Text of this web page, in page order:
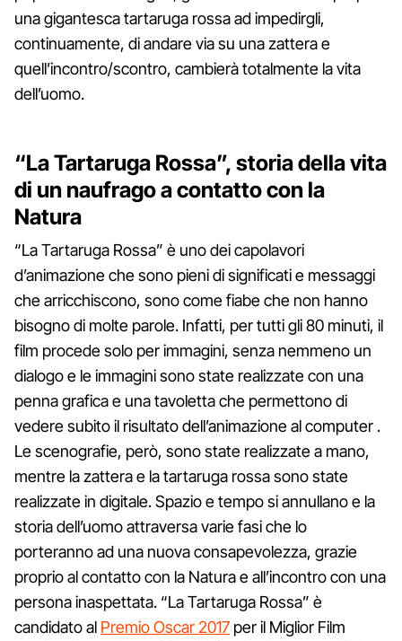
una gigantesca tartaruga rossa ad impedirgli,
continuamente, di andare via su una zattera e
quell’incontro/scontro, cambierà totalmente la vita
dell’uomo.
“La Tartaruga Rossa”, storia della vita
di un naufrago a contatto con la
Natura
“La Tartaruga Rossa” è uno dei capolavori
d’animazione che sono pieni di significati e messaggi
che arricchiscono, sono come fiabe che non hanno
bisogno di molte parole. Infatti, per tutti gli 80 minuti, il
film procede solo per immagini, senza nemmeno un
dialogo e le immagini sono state realizzate con una
penna grafica e una tavoletta che permettono di
vedere subito il risultato dell’animazione al computer .
Le scenografie, però, sono state realizzate a mano,
mentre la zattera e la tartaruga rossa sono state
realizzate in digitale. Spazio e tempo si annullano e la
storia dell’uomo attraversa varie fasi che lo
porteranno ad una nuova consapevolezza, grazie
proprio al contatto con la Natura e all’incontro con una
persona inaspettata. “La Tartaruga Rossa” è
candidato al Premio Oscar 2017 per il Miglior Film